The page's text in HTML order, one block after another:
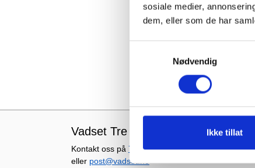
sosiale medier,
dem, eller som de har
Nødvendig
Ikke tillat
Vadset Tre AS
Kontakt oss på 70 24 43 90
eller post@vadset.no